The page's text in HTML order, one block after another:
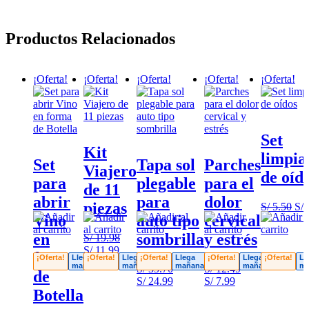
Productos Relacionados
¡Oferta!
Llega
mañana
¡Oferta!
Set
para
abrir
Vino
en
forma
de
Botella
¡Oferta!
Llega
mañana
¡Oferta!
Kit
Viajero
de 11
piezas
S/19.98
El
precio
original
S/ 19.98.
S/11.99El
precio
actual
¡Oferta!
Llega
mañana
¡Oferta!
Tapa sol
plegable
para
auto tipo
sombrilla
S/35.70
El
S/24.99El
¡Oferta!
Llega
mañana
¡Oferta!
Parches
para el
dolor
cervical
y estrés
S/12.49
El
S/7.99El
¡Oferta!
¡Oferta!
Set
de
S/5.50 El
S/
S/